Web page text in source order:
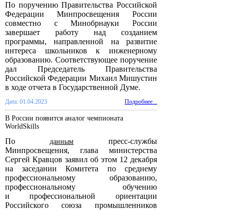
По поручению Правительства Российской
Федерации Минпросвещения России
совместно с Минобрнауки России
завершает работу над созданием
программы, направленной на развитие
интереса школьников к инженерному
образованию. Соответствующее поручение
дал Председатель Правительства
Российской Федерации Михаил Мишустин
в ходе отчета в Государственной Думе.
Дата: 01.04.2023 Подробнее...
В России появится аналог чемпионата
WorldSkills
По данным пресс-службы
Минпросвещения, глава министерства
Сергей Кравцов заявил об этом 12 декабря
на заседании Комитета по среднему
профессиональному образованию,
профессиональному обучению
и профессиональной ориентации
Российского союза промышленников